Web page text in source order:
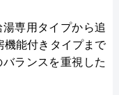
専用タイプから追
機能付きタイプまで
ランスを重視した